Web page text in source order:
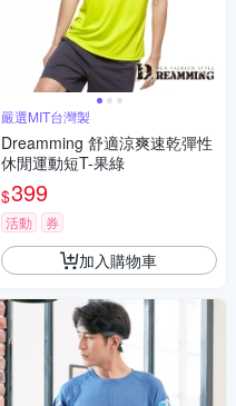
嚴選MIT台灣製
Dreamming 舒適涼爽速乾彈性
休閒運動短T-果綠
$399
活動 券
加入購物車